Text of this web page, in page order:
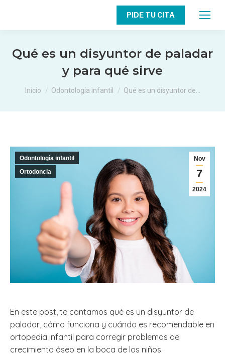
PIDE TU CITA
Qué es un disyuntor de paladar
y para qué sirve
Estás aquí:
Inicio Odontología infantil Qué es un disyuntor de…
Nov
7
2024
Odontología infantil
Ortodoncia
En este post, te contamos qué es un disyuntor de
paladar, cómo funciona y cuándo es recomendable en
ortopedia infantil para corregir problemas de
crecimiento óseo en la boca de los niños.